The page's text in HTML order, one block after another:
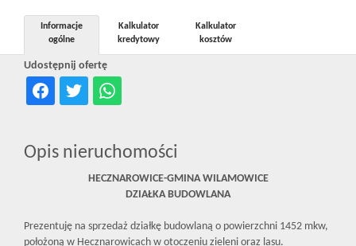
Udostępnij ofertę
Informacje
ogólne
Kalkulator
kredytowy
Kalkulator
kosztów
Opis nieruchomości
HECZNAROWICE-GMINA WILAMOWICE
DZIAŁKA BUDOWLANA
Prezentuję na sprzedaż działkę budowlaną o powierzchni 1452 mkw,
położoną w Hecznarowicach w otoczeniu zieleni oraz lasu.